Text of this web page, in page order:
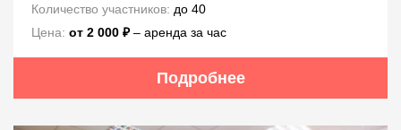
Количество участников: до 40
Цена: от 2 000 ₽– аренда за час
Подробнее